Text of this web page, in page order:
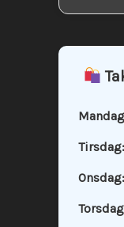
Tirsdag:
Onsdag: